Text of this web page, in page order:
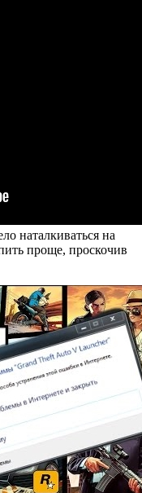
наталкиваться на
проще, проскочив